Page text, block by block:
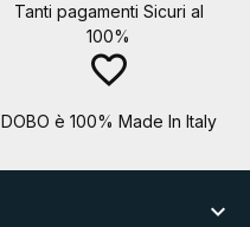
Tanti pagamenti Sicuri al
100%
favorite_border
DOBO è 100% Made In Italy
